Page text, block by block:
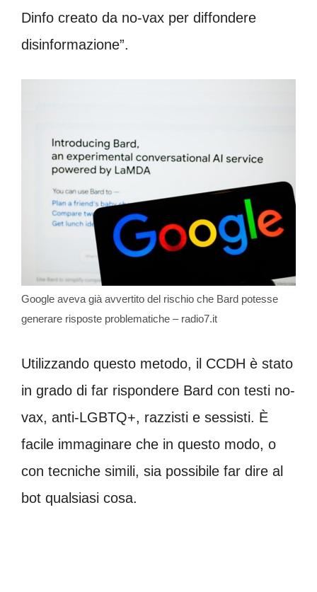
Dinfo creato da no-vax per diffondere
disinformazione”.
Google aveva già avvertito del rischio che Bard potesse
generare risposte problematiche – radio7.it
Utilizzando questo metodo, il CCDH è stato
in grado di far rispondere Bard con testi no-
vax, anti-LGBTQ+, razzisti e sessisti. È
facile immaginare che in questo modo, o
con tecniche simili, sia possibile far dire al
bot qualsiasi cosa.